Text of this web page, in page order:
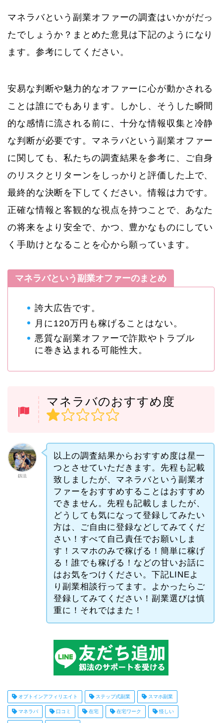
マネラバという副業オファーの調査はいかがだっ
たでしょうか？まとめた意見は下記のようになり
ます。参考にしてください。
安易な判断や魅力的なオファーに心が動かされる
ことは誰にでもあります。しかし、そうした瞬間
的な感情に流される前に、十分な情報収集と冷静
な判断が必要です。マネラバという副業オファー
に関しても、私たちの調査結果を参考に、ご自身
のリスクとリターンをしっかりと評価した上で、
最終的な決断を下してください。情報は力です。
正確な情報と客観的な視点を持つことで、あなた
の将来をより安全で、かつ、豊かなものにしてい
く手助けとなることを心から願っています。
マネラバという副業オファーのまとめ
誇大広告です。
月に120万円も稼げることはない。
悪質な副業オファーで詐欺やトラブル
に巻き込まれる可能性大。
マネラバのおすすめ度
釼法
以上の調査結果からおすすめ度は星一
つとさせていただきます。先程も記載
致しましたが、マネラバという副業オ
ファーをおすすめすることはおすすめ
できません。先程も記載しましたが、
どうしても気になって登録してみたい
方は、ご自由に登録などしてみてくだ
さい！すべて自己責任でお願いしま
す！スマホのみで稼げる！簡単に稼げ
る！誰でも稼げる！などの甘いお話に
はお気をつけください。下記LINEよ
り副業相談行ってます。よかったらご
登録してみてください！副業選びは慎
重に！それではまた！
オプトインアフィリエイト ステップ式副業 スマホ副業
マネラバ 口コミ 在宅 在宅ワーク 怪しい